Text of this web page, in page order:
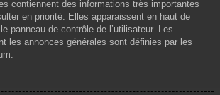
contiennent des informations très importantes
en priorité. Elles apparaissent en haut de
panneau de contrôle de l’utilisateur. Les
les annonces générales sont définies par les